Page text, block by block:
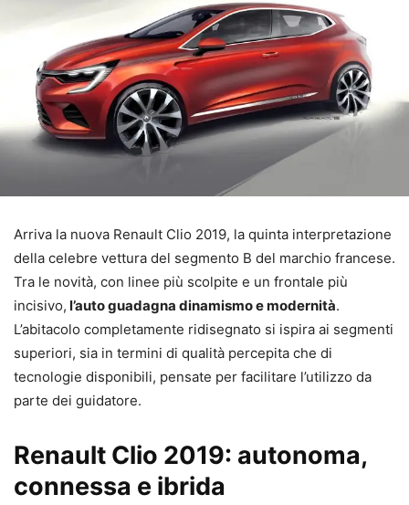
Arriva la nuova Renault Clio 2019, la quinta interpretazione
della celebre vettura del segmento B del marchio francese.
Tra le novità, con linee più scolpite e un frontale più
incisivo, l’auto guadagna dinamismo e modernità.
L’abitacolo completamente ridisegnato si ispira ai segmenti
superiori, sia in termini di qualità percepita che di
tecnologie disponibili, pensate per facilitare l’utilizzo da
parte dei guidatore.
Renault Clio 2019: autonoma,
connessa e ibrida